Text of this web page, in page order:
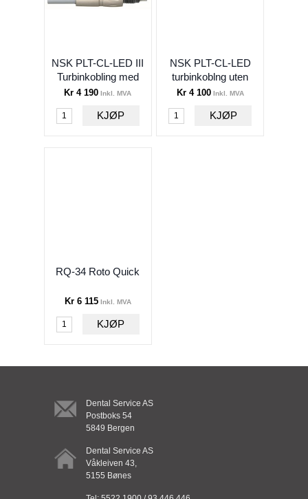
NSK PLT-CL-LED III
Turbinkobling med
...
Kr 4 190 Inkl. MVA
NSK PLT-CL-LED
turbinkoblng uten
vann...
Kr 4 100 Inkl. MVA
RQ-34 Roto Quick
Kr 6 115 Inkl. MVA
Dental Service AS
Postboks 54
5849 Bergen
Dental Service AS
Våkleiven 43,
5155 Bønes